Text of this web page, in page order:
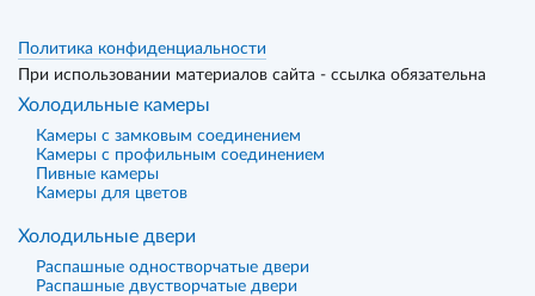
Политика конфиденциальности
При использовании материалов сайта - ссылка обязательна
Холодильные камеры
Камеры с замковым соединением
Камеры с профильным соединением
Пивные камеры
Камеры для цветов
Холодильные двери
Распашные одностворчатые двери
Распашные двустворчатые двери